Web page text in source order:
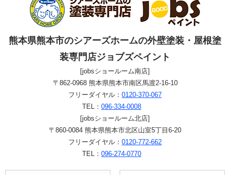
熊本県熊本市のシアーズホームの外壁塗装・屋根塗
装専門店ジョブズペイント
[jobsショールーム南店]
〒862-0968 熊本県熊本市南区馬渡2-16-10
フリーダイヤル： 0120-370-067
TEL： 096-334-0008
[jobsショールーム北店]
〒860-0084 熊本県熊本市北区山室5丁目6-20
フリーダイヤル： 0120-772-662
TEL： 096-274-0770